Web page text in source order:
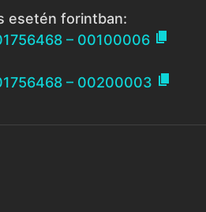
esetén forintban:
– 00100006 
– 00200003 